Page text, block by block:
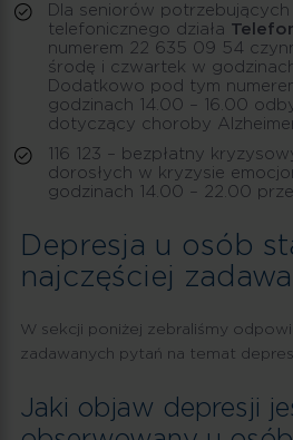
Dla seniorów
telefonicznego działa
numerem 22 635 09 54
środę i czwartek w
Dodatkowo pod tym
godzinach 14.00 – 16.00
dotyczący choroby
116 123 – bezpłatny
dorosłych w kryzysie
godzinach 14.00 – 22.00
Depresja u osób
najczęściej
W sekcji poniżej zebraliśmy
zadawanych pytań na temat
Jaki objaw depresji